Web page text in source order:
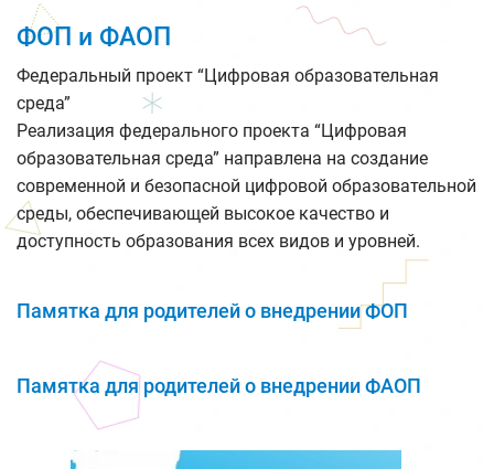
ФОП и ФАОП
Федеральный проект “Цифровая образовательная
среда”
Реализация федерального проекта “Цифровая
образовательная среда” направлена на создание
современной и безопасной цифровой образовательной
среды, обеспечивающей высокое качество и
доступность образования всех видов и уровней.
Памятка для родителей о внедрении ФОП
Памятка для родителей о внедрении ФАОП